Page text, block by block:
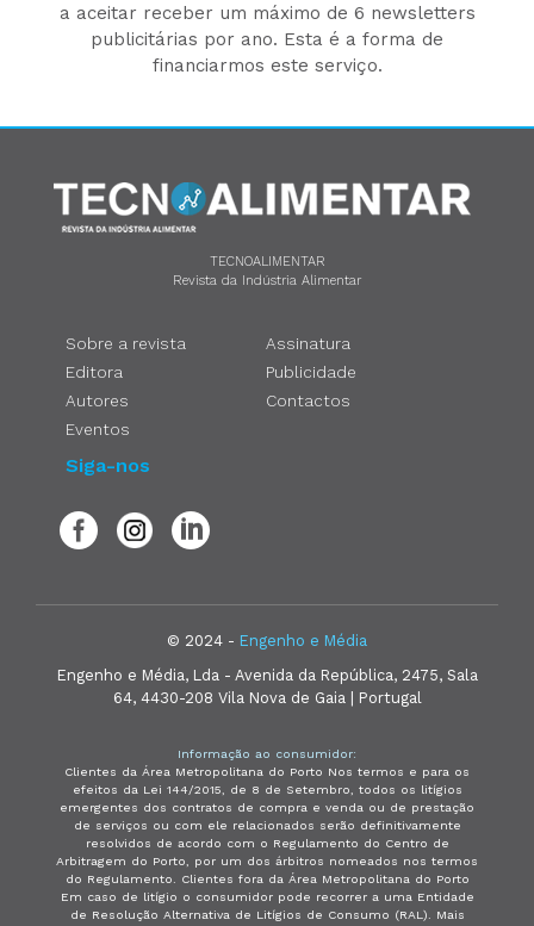
a aceitar receber um máximo de 6 newsletters
publicitárias por ano. Esta é a forma de
financiarmos este serviço.
TECNOALIMENTAR
Revista da Indústria Alimentar
Sobre a revista
Editora
Autores
Eventos
Assinatura
Publicidade
Contactos
Siga-nos
© 2024 - Engenho e Média
Engenho e Média, Lda - Avenida da República, 2475, Sala
64, 4430-208 Vila Nova de Gaia | Portugal
Informação ao consumidor:
Clientes da Área Metropolitana do Porto Nos termos e para os
efeitos da Lei 144/2015, de 8 de Setembro, todos os litígios
emergentes dos contratos de compra e venda ou de prestação
de serviços ou com ele relacionados serão definitivamente
resolvidos de acordo com o Regulamento do Centro de
Arbitragem do Porto, por um dos árbitros nomeados nos termos
do Regulamento. Clientes fora da Área Metropolitana do Porto
Em caso de litígio o consumidor pode recorrer a uma Entidade
de Resolução Alternativa de Litígios de Consumo (RAL). Mais